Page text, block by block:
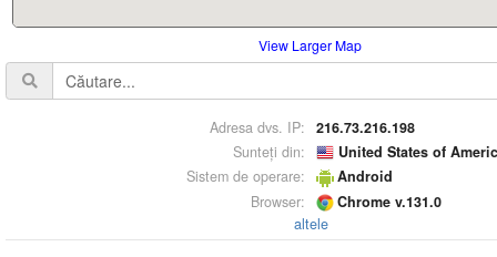
View Larger Map
Adresa dvs. IP:
216.73.216.198
Sunteți din:
United States of
Sistem de operare:
Android
Browser:
Chrome v.131.0
altele